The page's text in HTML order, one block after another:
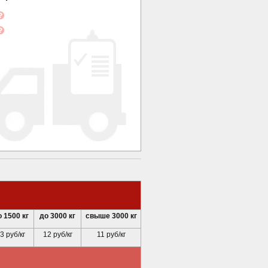
1500 кг до 3000 кг свыше 3000 кг
руб/кг 12 руб/кг 11 руб/кг